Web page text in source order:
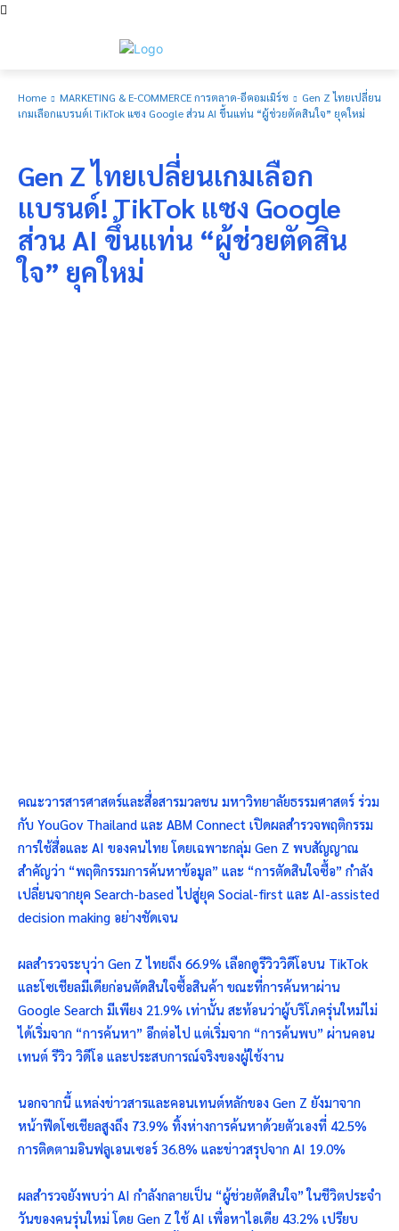
Home MARKETING & E-COMMERCE การตลาด-อีคอมเมิร์ช
Gen Z ไทยเปลี่ยน
เกมเลือกแบรนด์! TikTok แซง Google ส่วน AI ขึ้นแท่น “ผู้ช่วยตัดสินใจ” ยุคใหม่
Gen Z ไทยเปลี่ยนเกมเลือก
แบรนด์! TikTok แซง Google
ส่วน AI ขึ้นแท่น “ผู้ช่วยตัดสิน
ใจ” ยุคใหม่
คณะวารสารศาสตร์และสื่อสารมวลชน มหาวิทยาลัยธรรมศาสตร์ ร่วม
กับ YouGov Thailand และ ABM Connect เปิดผลสำรวจพฤติกรรม
การใช้สื่อและ AI ของคนไทย โดยเฉพาะกลุ่ม Gen Z พบสัญญาณ
สำคัญว่า “พฤติกรรมการค้นหาข้อมูล” และ “การตัดสินใจซื้อ” กำลัง
เปลี่ยนจากยุค Search-based ไปสู่ยุค Social-first และ AI-assisted
decision making อย่างชัดเจน
ผลสำรวจระบุว่า Gen Z ไทยถึง 66.9% เลือกดูรีวิววิดีโอบน TikTok
และโซเชียลมีเดียก่อนตัดสินใจซื้อสินค้า ขณะที่การค้นหาผ่าน
Google Search มีเพียง 21.9% เท่านั้น สะท้อนว่าผู้บริโภครุ่นใหม่ไม่
ได้เริ่มจาก “การค้นหา” อีกต่อไป แต่เริ่มจาก “การค้นพบ” ผ่านคอน
เทนต์ รีวิว วิดีโอ และประสบการณ์จริงของผู้ใช้งาน
นอกจากนี้ แหล่งข่าวสารและคอนเทนต์หลักของ Gen Z ยังมาจาก
หน้าฟีดโซเชียลสูงถึง 73.9% ทิ้งห่างการค้นหาด้วยตัวเองที่ 42.5%
การติดตามอินฟลูเอนเซอร์ 36.8% และข่าวสรุปจาก AI 19.0%
ผลสำรวจยังพบว่า AI กำลังกลายเป็น “ผู้ช่วยตัดสินใจ” ในชีวิตประจำ
วันของคนรุ่นใหม่ โดย Gen Z ใช้ AI เพื่อหาไอเดีย 43.2% เปรียบ